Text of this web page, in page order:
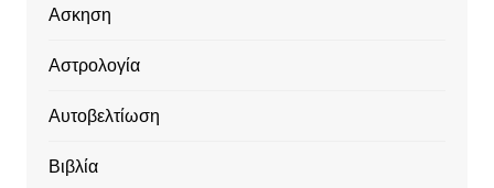
Ασκηση
Αστρολογία
Αυτοβελτίωση
Βιβλία